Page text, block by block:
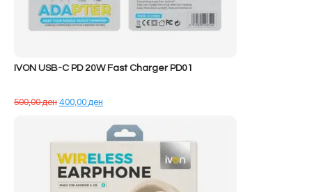
IVON USB-C PD 20W Fast Charger PD01
500,00денÇmimi
400,00ден
tanishëm
është: